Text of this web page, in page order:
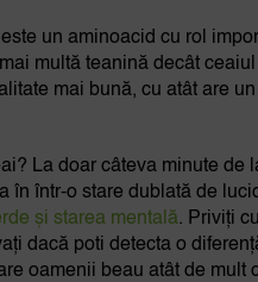
un aminoacid cu rol
multă teanină decât ceaiul
mai bună, cu atât are
La doar câteva minute de
în într-o stare dublată de
și starea mentală. Priviți
dacă poti detecta o
oamenii beau atât de mult